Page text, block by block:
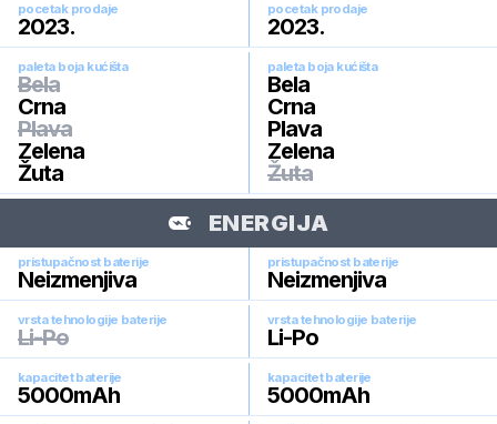
pocetak prodaje
2023.
pocetak prodaje
2023.
paleta boja kućišta
Bela
Crna
Plava
Zelena
Žuta
paleta boja kućišta
Bela
Crna
Plava
Zelena
Žuta
ENERGIJA
pristupačnost baterije
Neizmenjiva
pristupačnost baterije
Neizmenjiva
vrsta tehnologije baterije
Li-Po
vrsta tehnologije baterije
Li-Po
kapacitet baterije
5000mAh
kapacitet baterije
5000mAh